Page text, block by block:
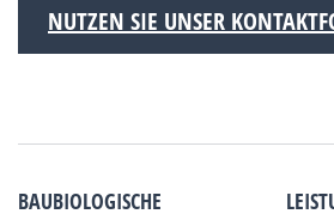
NUTZEN SIE UNSER
BAUBIOLOGISCHE